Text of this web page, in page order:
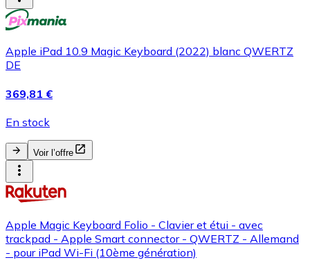
Apple iPad 10.9 Magic Keyboard (2022) blanc QWERTZ
DE
369,81 €
En stock
Voir l’offre
Apple Magic Keyboard Folio - Clavier et étui - avec
trackpad - Apple Smart connector - QWERTZ - Allemand
- pour iPad Wi-Fi (10ème génération)